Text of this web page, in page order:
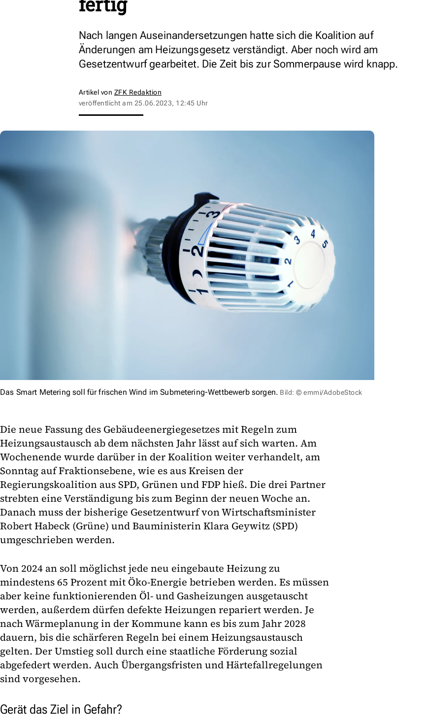
Nach langen Auseinandersetzungen hatte sich die Koalition auf
Änderungen am Heizungsgesetz verständigt. Aber noch wird am
Gesetzentwurf gearbeitet. Die Zeit bis zur Sommerpause wird knapp.
Artikel von ZFK Redaktion
veröffentlicht am 25.06.2023, 12:45 Uhr
Das Smart Metering soll für frischen Wind im Submetering-Wettbewerb sorgen. Bild: © emmi/AdobeStock
Die neue Fassung des Gebäudeenergiegesetzes mit Regeln zum
Heizungsaustausch ab dem nächsten Jahr lässt auf sich warten. Am
Wochenende wurde darüber in der Koalition weiter verhandelt, am
Sonntag auf Fraktionsebene, wie es aus Kreisen der
Regierungskoalition aus SPD, Grünen und FDP hieß. Die drei Partner
strebten eine Verständigung bis zum Beginn der neuen Woche an.
Danach muss der bisherige Gesetzentwurf von Wirtschaftsminister
Robert Habeck (Grüne) und Bauministerin Klara Geywitz (SPD)
umgeschrieben werden.
Von 2024 an soll möglichst jede neu eingebaute Heizung zu
mindestens 65 Prozent mit Öko-Energie betrieben werden. Es müssen
aber keine funktionierenden Öl- und Gasheizungen ausgetauscht
werden, außerdem dürfen defekte Heizungen repariert werden. Je
nach Wärmeplanung in der Kommune kann es bis zum Jahr 2028
dauern, bis die schärferen Regeln bei einem Heizungsaustausch
gelten. Der Umstieg soll durch eine staatliche Förderung sozial
abgefedert werden. Auch Übergangsfristen und Härtefallregelungen
sind vorgesehen.
Gerät das Ziel in Gefahr?